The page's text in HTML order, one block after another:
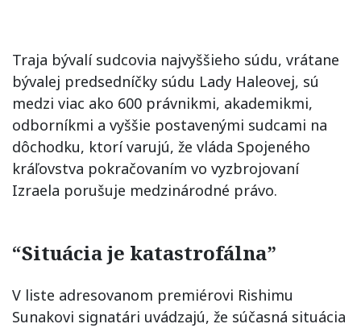
Traja bývalí sudcovia najvyššieho súdu, vrátane
bývalej predsedníčky súdu Lady Haleovej, sú
medzi viac ako 600 právnikmi, akademikmi,
odborníkmi a vyššie postavenými sudcami na
dôchodku, ktorí varujú, že vláda Spojeného
kráľovstva pokračovaním vo vyzbrojovaní
Izraela porušuje medzinárodné právo.
“Situácia je katastrofálna”
V liste adresovanom premiérovi Rishimu
Sunakovi signatári uvádzajú, že súčasná situácia